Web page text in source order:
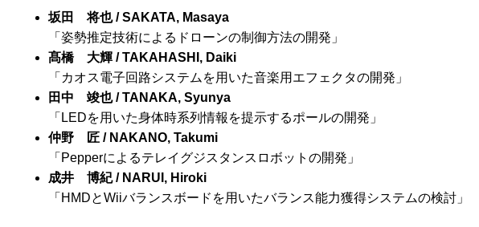
坂田 将也 / SAKATA, Masaya
「姿勢推定技術によるドローンの制御方法の開発」
髙橋 大輝 / TAKAHASHI, Daiki
「カオス電子回路システムを用いた音楽用エフェクタの開発」
田中 竣也 / TANAKA, Syunya
「LEDを用いた身体時系列情報を提示するポールの開発」
仲野 匠 / NAKANO, Takumi
「Pepperによるテレイグジスタンスロボットの開発」
成井 博紀 / NARUI, Hiroki
「HMDとWiiバランスボードを用いたバランス能力獲得システムの検討」